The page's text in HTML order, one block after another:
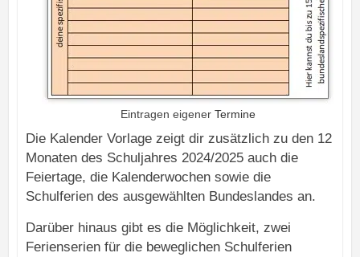
Eintragen eigenerTermine
Die Kalender Vorlage zeigt dir zusätzlich zu den 12
Monaten des Schuljahres 2024/2025 auch die
Feiertage, die Kalenderwochen sowie die
Schulferien des ausgewählten Bundeslandes an.
Darüber hinaus gibt es die Möglichkeit, zwei
Ferienserien für die beweglichen Schulferien